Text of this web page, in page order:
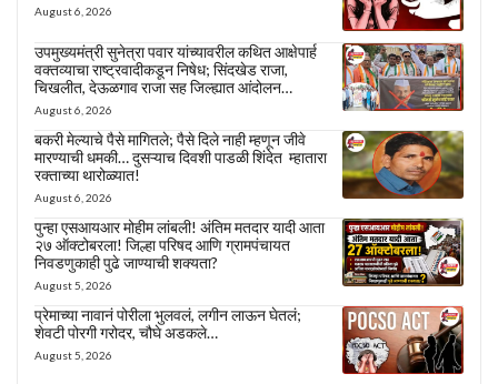
August 6, 2026
उपमुख्यमंत्री सुनेत्रा पवार यांच्यावरील कथित आक्षेपार्ह
वक्तव्याचा राष्ट्रवादीकडून निषेध; सिंदखेड राजा,
चिखलीत, देऊळगाव राजा सह जिल्ह्यात आंदोलन…
August 6, 2026
बकरी मेल्याचे पैसे मागितले; पैसे दिले नाही म्हणून जीवे
मारण्याची धमकी… दुसऱ्याच दिवशी पाडळी शिंदेत म्हातारा
रक्ताच्या थारोळ्यात!
August 6, 2026
पुन्हा एसआयआर मोहीम लांबली! अंतिम मतदार यादी आता
२७ ऑक्टोबरला! जिल्हा परिषद आणि ग्रामपंचायत
निवडणुकाही पुढे जाण्याची शक्यता?
August 5, 2026
प्रेमाच्या नावानं पोरीला भुलवलं, लगीन लाऊन घेतलं;
शेवटी पोरगी गरोदर, चौघे अडकले…
August 5, 2026